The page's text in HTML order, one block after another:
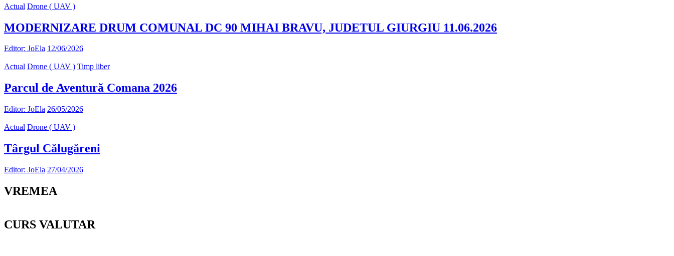
Actual Drone ( UAV )
MODERNIZARE DRUM COMUNAL DC 90 MIHAI BRAVU, JUDETUL GIURGIU 11.06.2026
Editor: JoEla 12/06/2026
Actual Drone ( UAV ) Timp liber
Parcul de Aventură Comana 2026
Editor: JoEla 26/05/2026
Actual Drone ( UAV )
Târgul Călugăreni
Editor: JoEla 27/04/2026
VREMEA
CURS VALUTAR